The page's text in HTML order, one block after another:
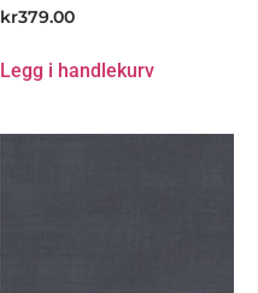
kr379.00
Legg i handlekurv